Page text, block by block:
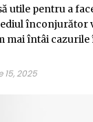
utile pentru a
înconjurător
mai întâi cazurile
15, 2025